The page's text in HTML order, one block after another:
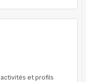
et profils